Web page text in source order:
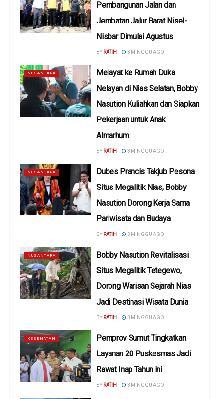
Pembangunan Jalan dan
Jembatan Jalur Barat Nisel-
Nisbar Dimulai Agustus
BY RATIH 3 MINGGU AGO
NUSANTARA
Melayat ke Rumah Duka
Nelayan di Nias Selatan, Bobby
Nasution Kuliahkan dan Siapkan
Pekerjaan untuk Anak
Almarhum
BY RATIH 3 MINGGU AGO
NUSANTARA
Dubes Prancis Takjub Pesona
Situs Megalitik Nias, Bobby
Nasution Dorong Kerja Sama
Pariwisata dan Budaya
BY RATIH 3 MINGGU AGO
NUSANTARA
Bobby Nasution Revitalisasi
Situs Megalitik Tetegewo,
Dorong Warisan Sejarah Nias
Jadi Destinasi Wisata Dunia
BY RATIH 3 MINGGU AGO
KESEHATAN
Pemprov Sumut Tingkatkan
Layanan 20 Puskesmas Jadi
Rawat Inap Tahun ini
BY RATIH 3 MINGGU AGO